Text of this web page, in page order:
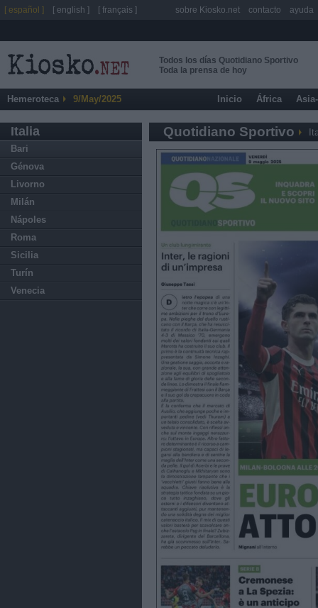
Todos los días Quotidiano Sportivo
Toda la prensa de hoy
Hemeroteca 9/May/2025 Inicio África
Italia
Bari
Génova
Livorno
Milán
Nápoles
Roma
Sicilia
Turín
Venecia
Quotidiano Sportivo
[ español ] [ english ] [ français ] sobre Kiosko.net contacto ayuda